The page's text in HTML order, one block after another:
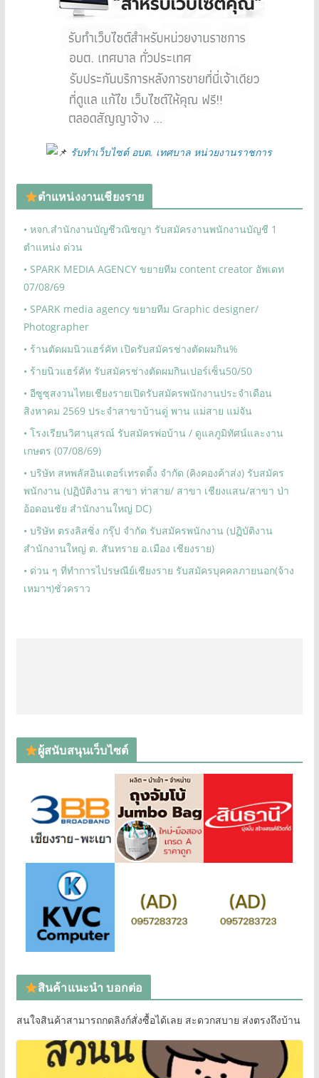
รับทำเว็บไซต์ อบต. เทศบาล หน่วยงานราชการ
ตำแหน่งงานเชียงราย
• หจก.สำนักงานบัญชีวณิชญา รับสมัครงานพนักงานบัญชี 1
ตำแหน่ง ด่วน
• SPARK MEDIA AGENCY ขยายทีม content creator อัพเดท
07/08/69
• SPARK media agency ขยายทีม Graphic designer/
Photographer
• ร้านตัดผมนิวแฮร์คัท เปิดรับสมัครช่างตัดผมกิน%
• ร้ายนิวแฮร์คัท รับสมัครช่างตัดผมกินเปอร์เซ็น50/50
• อีซูซุสงวนไทยเชียงรายเปิดรับสมัครพนักงานประจำเดือน
สิงหาคม 2569 ประจำสาขาบ้านดู่ พาน แม่สาย แม่จัน
• โรงเรียนวิศานุสรณ์ รับสมัครพ่อบ้าน / ดูแลภูมิทัศน์และงาน
เกษตร (07/08/69)
• บริษัท สหพลัสอินเตอร์เทรดดิ้ง จำกัด (คิงคองค้าส่ง) รับสมัคร
พนักงาน (ปฏิบัติงาน สาขา ท่าสาย/ สาขา เชียงแสน/สาขา ป่า
อ้อดอนชัย สำนักงานใหญ่ DC)
• บริษัท ตรงลิสซิ่ง กรุ๊ป จำกัด รับสมัครพนักงาน (ปฏิบัติงาน
สำนักงานใหญ่ ต. สันทราย อ.เมือง เชียงราย)
• ด่วน ๆ ที่ทำการไปรษณีย์เชียงราย รับสมัครบุคคลภายนอก(จ้าง
เหมาฯ)ชั่วคราว
ผู้สนับสนุนเว็บไซต์
สินค้าแนะนำ บอกต่อ
สนใจสินค้าสามารถกดลิงก์สั่งซื้อได้เลย สะดวกสบาย ส่งตรงถึงบ้าน